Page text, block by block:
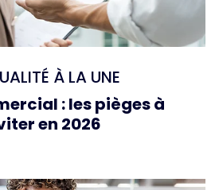
À LA UNE
: les pièges à
en 2026